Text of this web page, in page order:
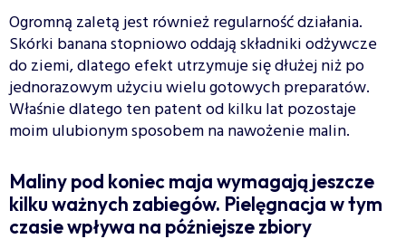
Ogromną zaletą jest również regularność działania.
Skórki banana stopniowo oddają składniki odżywcze
do ziemi, dlatego efekt utrzymuje się dłużej niż po
jednorazowym użyciu wielu gotowych preparatów.
Właśnie dlatego ten patent od kilku lat pozostaje
moim ulubionym sposobem na nawożenie malin.
Maliny pod koniec maja wymagają jeszcze
kilku ważnych zabiegów. Pielęgnacja w tym
czasie wpływa na późniejsze zbiory